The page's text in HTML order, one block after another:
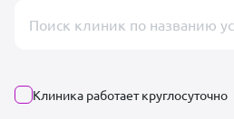
Клиника работает круглосуточно